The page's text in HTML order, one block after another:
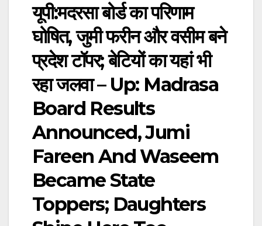
यूपी:मदरसा बोर्ड का परिणाम
घोषित, जुमी फरीन और वसीम बने
प्रदेश टॉपर; बेटियों का यहां भी
रहा जलवा – Up: Madrasa
Board Results
Announced, Jumi
Fareen And Waseem
Became State
Toppers; Daughters